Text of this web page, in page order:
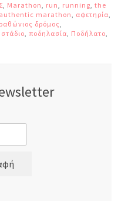
, Marathon, run, running, the
marathon, αφετηρία,
δρόμος,
, ποδηλασία, Ποδήλατο,